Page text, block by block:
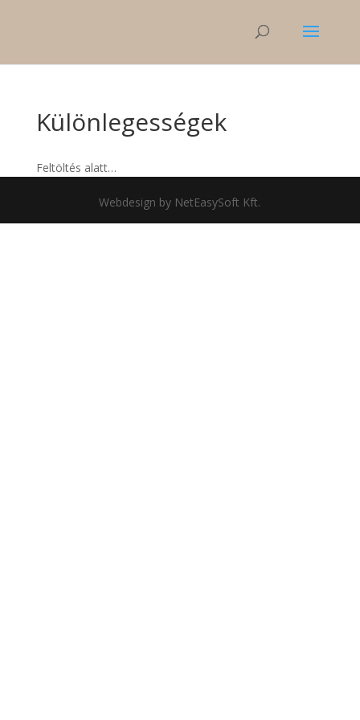
Különlegességek
Feltöltés alatt…
Webdesign by NetEasySoft Kft.